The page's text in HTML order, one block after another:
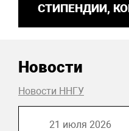
СТИПЕНДИИ,
Новости
Новости ННГУ
21 июля 2026